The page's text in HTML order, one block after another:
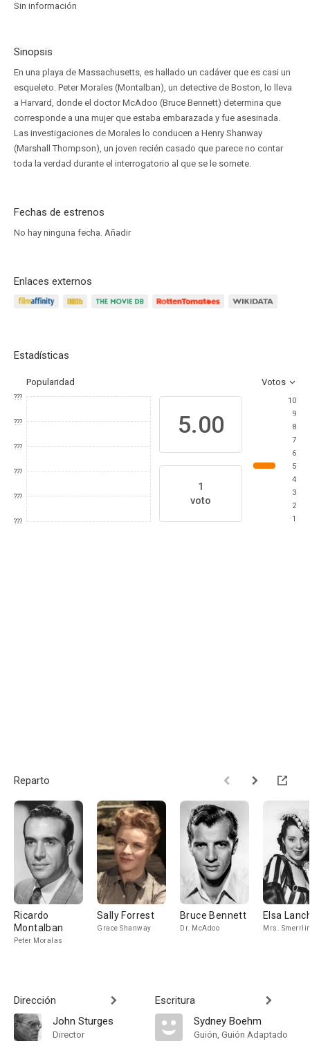
Sin información
Sinopsis
En una playa de Massachusetts, es hallado un cadáver que es casi un
esqueleto. Peter Morales (Montalban), un detective de Boston, lo lleva
a Harvard, donde el doctor McAdoo (Bruce Bennett) determina que
corresponde a una mujer que estaba embarazada y fue asesinada.
Las investigaciones de Morales lo conducen a Henry Shanway
(Marshall Thompson), un joven recién casado que parece no contar
toda la verdad durante el interrogatorio al que se le somete.
Fechas de estrenos
No hay ninguna fecha. Añadir
Enlaces externos
Estadísticas
Popularidad Votos
???
???
???
???
???
???
5.00
1
voto
10
9
8
7
6
5
4
3
2
1
Reparto
Ricardo
Montalban
Peter Moralas
Sally Forrest
Grace Shanway
Bruce Bennett
Dr. McAdoo
Elsa
Mrs.
Dirección
John Sturges
Director
Escritura
Sydney Boehm
Guión, Guión Adaptado